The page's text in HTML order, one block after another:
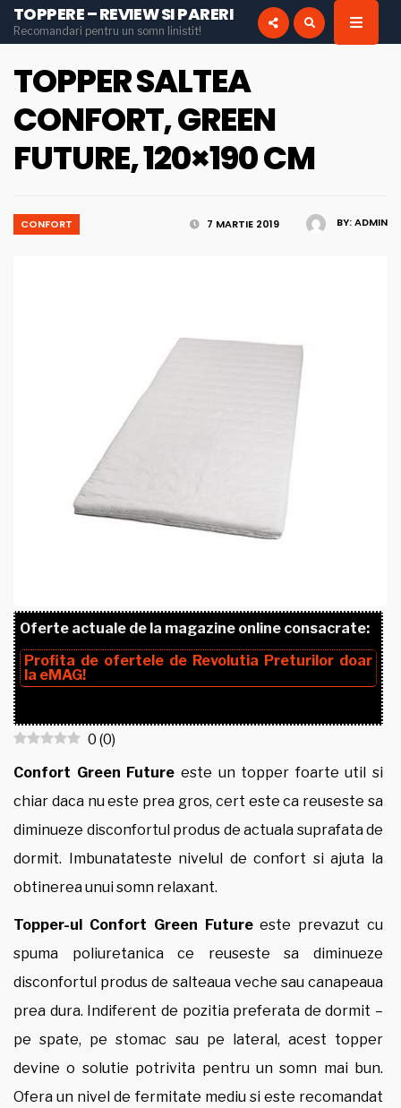
INSTAGRAM PINTEREST
for:
TOPPERE – REVIEW SI PARERI
Recomandari pentru un somn linistit!
TOPPER SALTEA
CONFORT, GREEN
FUTURE, 120×190 CM
BY:ADMIN
7 MARTIE 2019
CONFORT
Oferte actuale de la magazine online consacrate:
Profita de ofertele de Revolutia Preturilor doar
la eMAG!
0 (0)
Confort Green Future este un topper foarte util si
chiar daca nu este prea gros, cert este ca reuseste sa
diminueze disconfortul produs de actuala suprafata de
dormit. Imbunatateste nivelul de confort si ajuta la
obtinerea unui somn relaxant.
Topper-ul Confort Green Futureeste prevazut cu
spuma poliuretanica ce reuseste sa diminueze
disconfortul produs de salteaua veche sau canapeaua
prea dura. Indiferent de pozitia preferata de dormit –
pe spate, pe stomac sau pe lateral, acest topper
devine o solutie potrivita pentru un somn mai bun.
Ofera un nivel de fermitate mediu si este recomandat